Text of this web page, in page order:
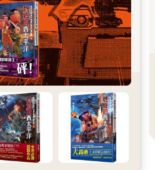
件事。和生產一樣嚴肅。
搜尋文學作品來幫助自己走過這段
到任何關於人工流產的作品（而我
常詫異地發現，竟然沒有一本像樣
生命中最深刻的經驗為主題。人工
合了生理、心理、道德、精神、政
文學作品的一大主題才對。